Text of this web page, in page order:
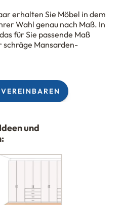
erhalten Sie Möbel in dem
Wahl genau nach Maß. In
für Sie passende Maß
schräge Mansarden-
und